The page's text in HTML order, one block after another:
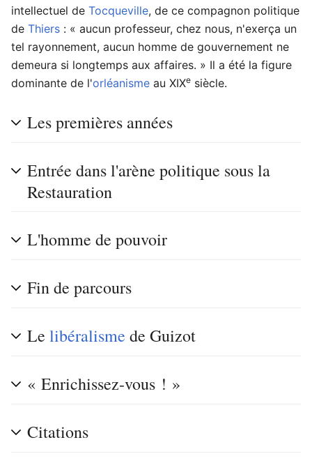
intellectuel de Tocqueville, de ce compagnon politique
de Thiers : « aucun professeur, chez nous, n'exerça un
tel rayonnement, aucun homme de gouvernement ne
demeura si longtemps aux affaires. » Il a été la figure
dominante de l'orléanisme au XIXe siècle.
Les premières années
Entrée dans l'arène politique sous la
Restauration
L'homme de pouvoir
Fin de parcours
Le libéralisme de Guizot
« Enrichissez-vous ! »
Citations